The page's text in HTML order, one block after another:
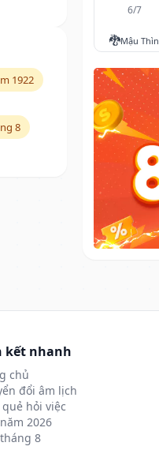
1922
8
6/7
🐉Mậu Thìn
kết nhanh
chủ
đổi âm lịch
quẻ hỏi việc
2026
8